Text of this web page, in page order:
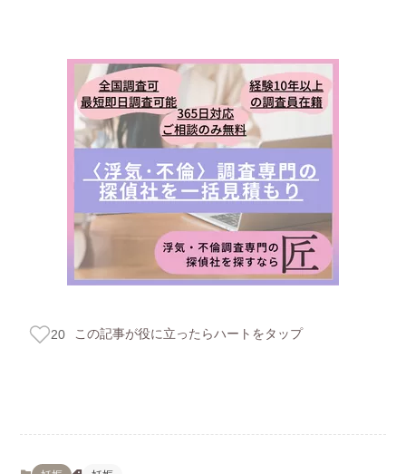
20 この記事が役に立ったらハートをタップ